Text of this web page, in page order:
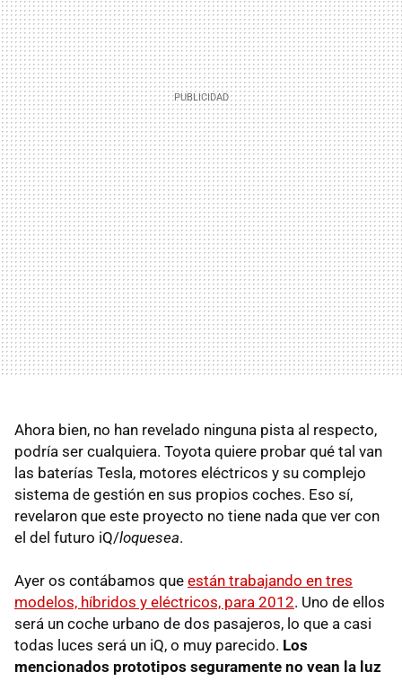
Ahora bien, no han revelado ninguna pista al respecto,
podría ser cualquiera. Toyota quiere probar qué tal van
las baterías Tesla, motores eléctricos y su complejo
sistema de gestión en sus propios coches. Eso sí,
revelaron que este proyecto no tiene nada que ver con
el del futuro iQ/loquesea.
Ayer os contábamos que están trabajando en tres
modelos, híbridos y eléctricos, para 2012. Uno de ellos
será un coche urbano de dos pasajeros, lo que a casi
todas luces será un iQ, o muy parecido. Los
mencionados prototipos seguramente no vean la luz